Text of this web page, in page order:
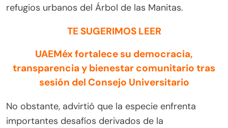
refugios urbanos del Árbol de las Manitas.
TE SUGERIMOS LEER
UAEMéx fortalece su democracia,
transparencia y bienestar comunitario tras
sesión del Consejo Universitario
No obstante, advirtió que la especie enfrenta
importantes desafíos derivados de la